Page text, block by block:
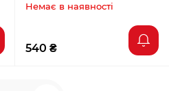
Немає в наявності
540 ₴